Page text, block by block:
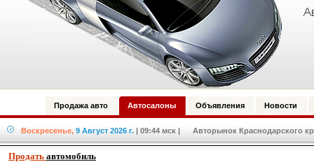
Продажа авто Автосалоны Объявления Новости
Воскресенье, 9 Август 2026 г. | 09:44 мск | Авторынок Краснодарского
Продать автомобиль